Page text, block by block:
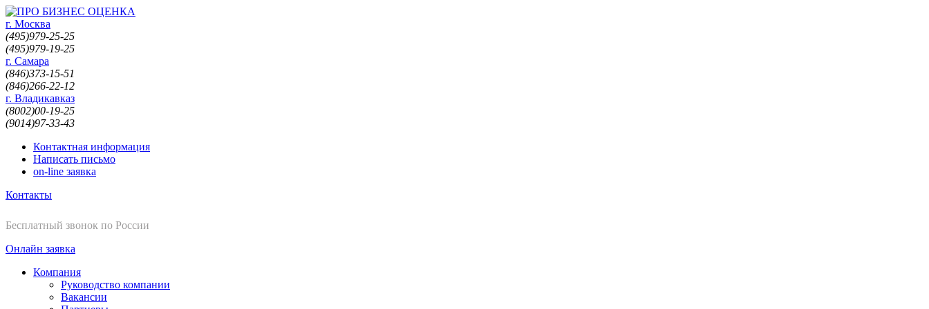
г. Москва
(495)979-25-25
(495)979-19-25
г. Самара
(846)373-15-51
(846)266-22-12
г. Владикавказ
(8002)00-19-25
(9014)97-33-43
Контактная информация
Написать письмо
on-line заявка
Контакты
Бесплатный звонок по России
Онлайн заявка
Компания
Руководство компании
Вакансии